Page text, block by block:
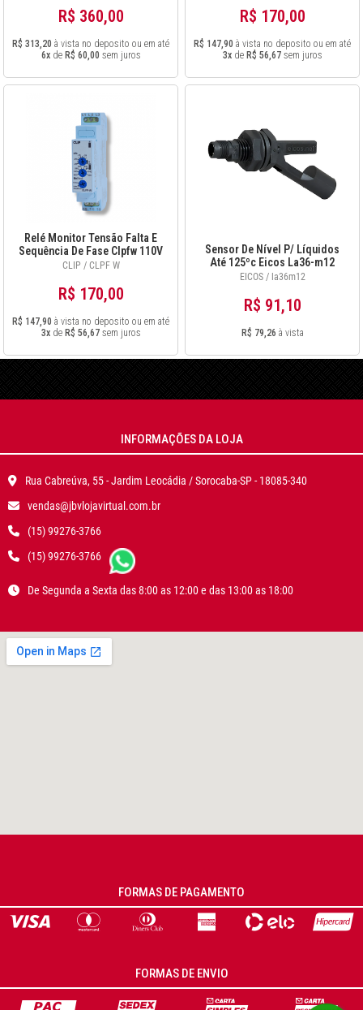
R$ 360,00
R$ 313,20 à vista no deposito ou em até
6xde R$ 60,00 sem juros
R$ 170,00
R$ 147,90 à vista no deposito ou em até
3xde R$ 56,67sem juros
Relé Monitor Tensão Falta E
Sequência De Fase Clpfw 110V
CLIP / CLPF W
R$ 170,00
R$ 147,90 à vista no deposito ou em até
3xde R$ 56,67sem juros
Sensor De Nível P/ Líquidos
Até 125ºc Eicos La36-m12
Novo
EICOS / la36m12
R$ 91,10
R$ 79,26 à vista
INFORMAÇÕES DA LOJA
Rua Cabreúva, 55 - Jardim Leocádia / Sorocaba-SP - 18085-340
vendas@jbvlojavirtual.com.br
(15) 99276-3766
(15) 99276-3766
De Segunda a Sexta das 8:00 as 12:00 e das 13:00 as 18:00
FORMAS DE PAGAMENTO
FORMAS DE ENVIO